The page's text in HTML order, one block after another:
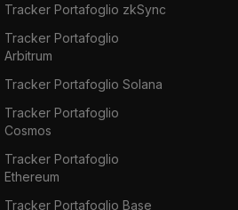
Tracker Portafoglio zkSync
Tracker Portafoglio
Arbitrum
Tracker Portafoglio Solana
Tracker Portafoglio
Cosmos
Tracker Portafoglio
Ethereum
Tracker Portafoglio Base